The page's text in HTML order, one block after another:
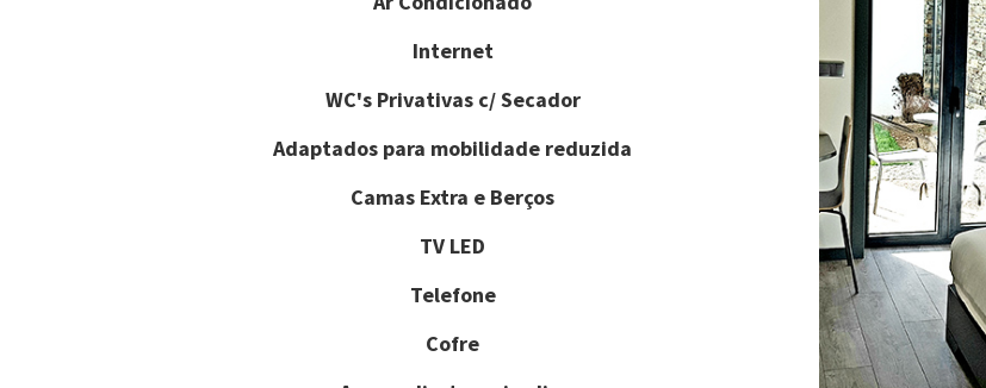
Internet
WC's Privativas c/ Secador
Adaptados para mobilidade reduzida
Camas Extra e Berços
TV LED
Telefone
Cofre